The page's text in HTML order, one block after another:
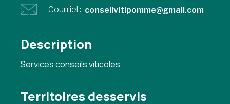
Courriel : conseilvitipomme@gmail.com
Description
Services conseils viticoles
Territoires desservis